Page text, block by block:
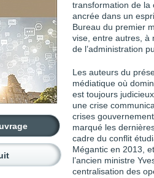
transformation de la
ancrée dans un
Bureau du premier
vise, entre autres, à
de l’administration
Les auteurs du
médiatique où
est toujours
une crise
crises
marqué les
cadre du conflit
Mégantic en 2013,
l’ancien ministre
centralisation des